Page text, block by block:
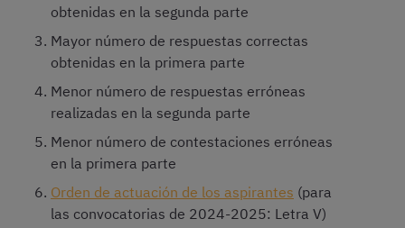
obtenidas en la segunda parte
Mayor número de respuestas correctas
obtenidas en la primera parte
Menor número de respuestas erróneas
realizadas en la segunda parte
Menor número de contestaciones erróneas
en la primera parte
Orden de actuación de los aspirantes (para
las convocatorias de 2024-2025: Letra V)